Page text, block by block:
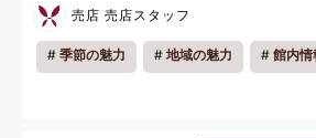
売店 売店スタッフ
季節の魅力 地域の魅力 館内情